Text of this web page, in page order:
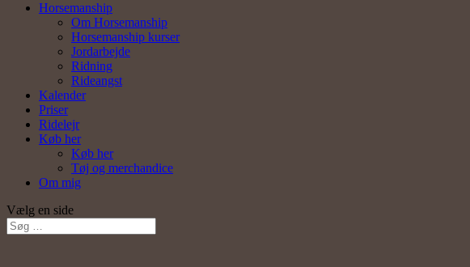
Horsemanship
Om Horsemanship
Horsemanship kurser
Jordarbejde
Ridning
Rideangst
Kalender
Priser
Ridelejr
Køb her
Køb her
Tøj og merchandice
Om mig
Vælg en side